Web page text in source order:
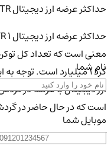
حداکثر عرضه ارز دیجیتال SNTR
کرد 1 میلیارد است.
ارز دیجیتال با عرضه در
است که در حال حاضر در
آینده ارز دیجیتال SNTR
نام شما
موبایل شما